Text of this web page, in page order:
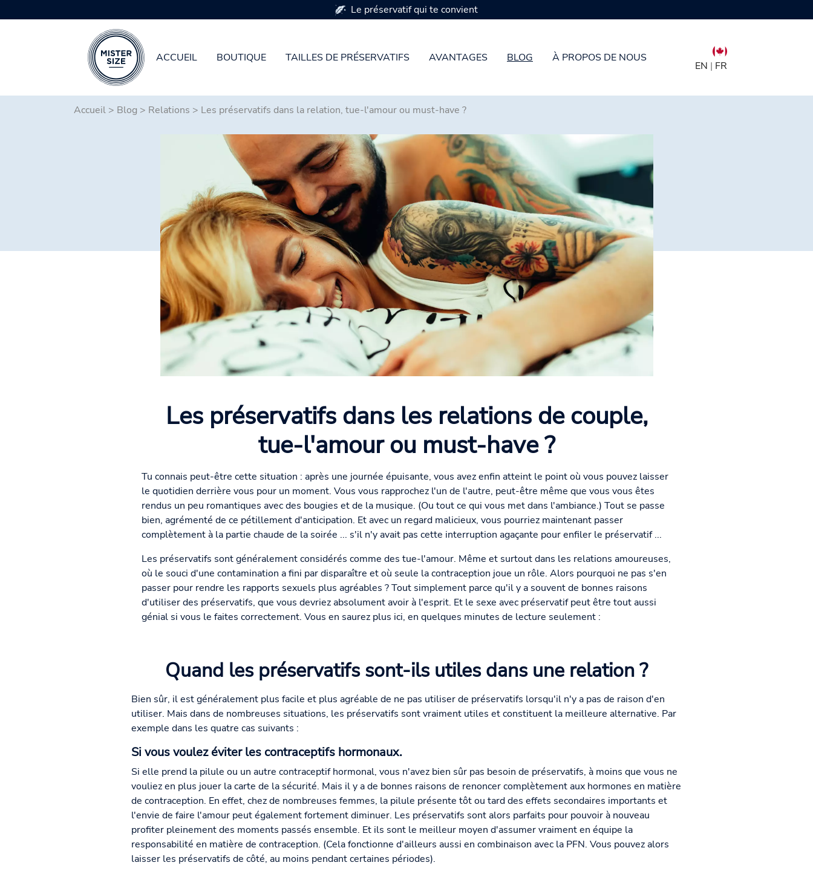
ACCUEIL BOUTIQUE TAILLES DE PRÉSERVATIFS AVANTAGES BLOG À PROPOS DE NOUS
EN | FR
Disponible en 7 tailles de préservatifs
Accueil > Blog > Relations > Les préservatifs dans la relation, tue-l'amour ou must-have ?
Les préservatifs dans les relations de couple,
tue-l'amour ou must-have ?
Tu connais peut-être cette situation : après une journée épuisante, vous avez enfin atteint le point où vous pouvez laisser
le quotidien derrière vous pour un moment. Vous vous rapprochez l'un de l'autre, peut-être même que vous vous êtes
rendus un peu romantiques avec des bougies et de la musique. (Ou tout ce qui vous met dans l'ambiance.) Tout se passe
bien, agrémenté de ce pétillement d'anticipation. Et avec un regard malicieux, vous pourriez maintenant passer
complètement à la partie chaude de la soirée ... s'il n'y avait pas cette interruption agaçante pour enfiler le préservatif ...
Les préservatifs sont généralement considérés comme des tue-l'amour. Même et surtout dans les relations amoureuses,
où le souci d'une contamination a fini par disparaître et où seule la contraception joue un rôle. Alors pourquoi ne pas s'en
passer pour rendre les rapports sexuels plus agréables ? Tout simplement parce qu'il y a souvent de bonnes raisons
d'utiliser des préservatifs, que vous devriez absolument avoir à l'esprit. Et le sexe avec préservatif peut être tout aussi
génial si vous le faites correctement. Vous en saurez plus ici, en quelques minutes de lecture seulement :
Quand les préservatifs sont-ils utiles dans une relation ?
Bien sûr, il est généralement plus facile et plus agréable de ne pas utiliser de préservatifs lorsqu'il n'y a pas de raison d'en
utiliser. Mais dans de nombreuses situations, les préservatifs sont vraiment utiles et constituent la meilleure alternative. Par
exemple dans les quatre cas suivants :
Si vous voulez éviter les contraceptifs hormonaux.
Si elle prend la pilule ou un autre contraceptif hormonal, vous n'avez bien sûr pas besoin de préservatifs, à moins que vous ne
vouliez en plus jouer la carte de la sécurité. Mais il y a de bonnes raisons de renoncer complètement aux hormones en matière
de contraception. En effet, chez de nombreuses femmes, la pilule présente tôt ou tard des effets secondaires importants et
l'envie de faire l'amour peut également fortement diminuer. Les préservatifs sont alors parfaits pour pouvoir à nouveau
profiter pleinement des moments passés ensemble. Et ils sont le meilleur moyen d'assumer vraiment en équipe la
responsabilité en matière de contraception. (Cela fonctionne d'ailleurs aussi en combinaison avec la PFN. Vous pouvez alors
laisser les préservatifs de côté, au moins pendant certaines périodes).